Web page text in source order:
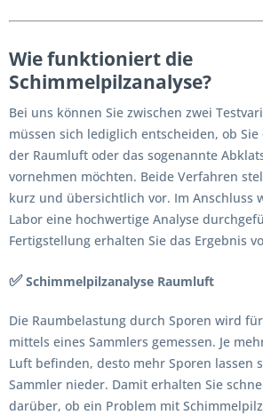
Wie funktioniert die
Schimmelpilzanalyse?
Bei uns können Sie zwischen zwei
müssen sich lediglich entscheiden, ob
der Raumluft oder das sogenannte
vornehmen möchten. Beide Verfahren
kurz und übersichtlich vor. Im Anschluss
Labor eine hochwertige Analyse
Fertigstellung erhalten Sie das Ergebnis
✅Schimmelpilzanalyse Raumluft
Die Raumbelastung durch Sporen wird
mittels eines Sammlers gemessen. Je
Luft befinden, desto mehr Sporen lassen
Sammler nieder. Damit erhalten Sie
darüber, ob ein Problem mit